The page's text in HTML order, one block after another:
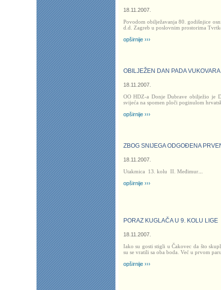
18.11.2007.
Povodom obilježavanja 80. godišnjice
d.d. Zagreb u poslovnim prostorima
opširnije ›››
OBILJEŽEN DAN PADA VUKOVARA
18.11.2007.
OO HDZ-a Donje Dubrave obilježio je
svijeća na spomen ploči poginulom
opširnije ›››
ZBOG SNIJEGA ODGOĐENA
18.11.2007.
Utakmica
13. kolu II. Međimur...
opširnije ›››
PORAZ KUGLAČA U 9. KOLU LIGE
18.11.2007.
Iako su gosti stigli u Čakovec da što
su se vratili sa oba boda. Već u prvom
opširnije ›››